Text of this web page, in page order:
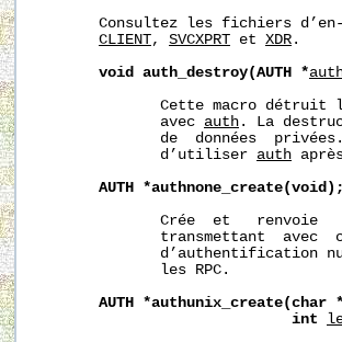
Consultez les fichiers
CLIENT, SVCXPRT et XDR .
void
auth_destroy(AUTH *
Cette macro détruit
              avec
auth . La
de  données
              d’utiliser
auth
AUTH
*authnone_create(void);
Crée  et   renvoie
transmettant  avec
d’authentification
              les RPC.
AUTH
*authunix_create(char *
int